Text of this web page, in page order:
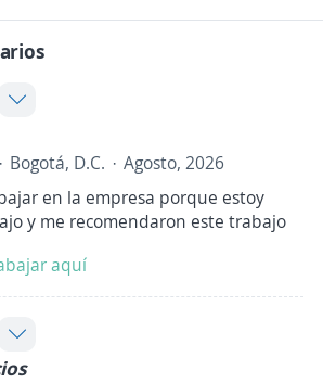
Bogotá, D.C.
Agosto, 2026
en la empresa porque estoy
y me recomendaron este trabajo
aquí